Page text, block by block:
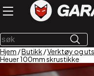
Hjem /Butikk /Verktøy og
Heuer 100mm skrustikke